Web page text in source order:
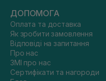
ДОПОМОГА
Оплата та доставка
Як зробити замовлення
Відповіді на запитання
Про нас
ЗМІ про нас
Сертифікати та нагороди